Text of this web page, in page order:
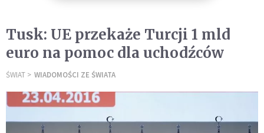
Tusk: UE przekaże Turcji 1 mld
euro na pomoc dla uchodźców
ŚWIAT WIADOMOŚCI ZE ŚWIATA